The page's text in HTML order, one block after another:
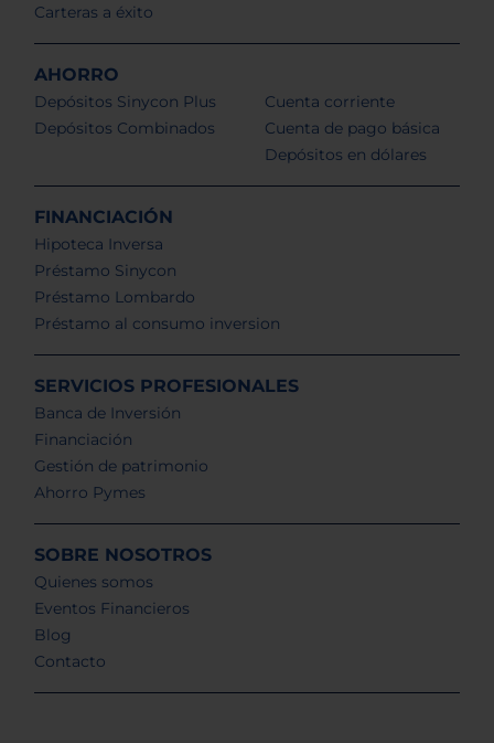
Carteras a éxito
AHORRO
Depósitos Sinycon Plus
Depósitos Combinados
Cuenta corriente
Cuenta de pago básica
Depósitos en dólares
FINANCIACIÓN
Hipoteca Inversa
Préstamo Sinycon
Préstamo Lombardo
Préstamo al consumo inversion
SERVICIOS PROFESIONALES
Banca de Inversión
Financiación
Gestión de patrimonio
Ahorro Pymes
SOBRE NOSOTROS
Quienes somos
Eventos Financieros
Blog
Contacto